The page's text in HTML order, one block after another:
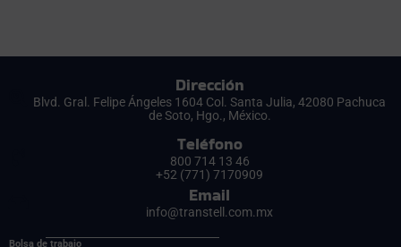
Dirección
Blvd. Gral. Felipe Ángeles 1604 Col. Santa Julia, 42080 Pachuca
de Soto, Hgo., México.
Teléfono
800 714 13 46
+52 (771) 7170909
Email
info@transtell.com.mx
Bolsa de trabajo